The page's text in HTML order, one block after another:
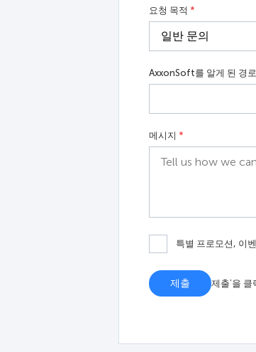
요청 목적 *
AxxonSoft를 알게 된 경로
메시지 *
특별 프로모션, 이
제출 제출'을 클